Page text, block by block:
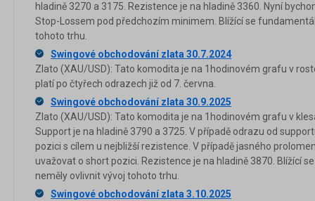
hladině 3270 a 3175. Rezistence je na hladině 3360. Nyní
Stop-Lossem pod předchozím minimem. Blížící se
tohoto trhu.
Swingové obchodování zlata 30.7.2024
Zlato (XAU/USD): Tato komodita je na 1hodinovém grafu v
platí po čtyřech odrazech již od 7. června.
Swingové obchodování zlata 30.9.2025
Zlato (XAU/USD): Tato komodita je na 1hodinovém grafu v
Support je na hladině 3790 a 3725. V případě odrazu od
pozici s cílem u nejbližší rezistence. V případě jasného
uvažovat o short pozici. Rezistence je na hladině 3870. Blížící
neměly ovlivnit vývoj tohoto trhu.
Swingové obchodování zlata 3.10.2025